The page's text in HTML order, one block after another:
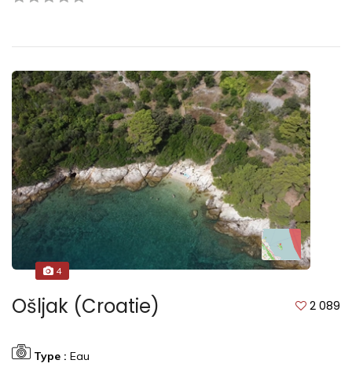
4
Ošljak (Croatie) 2 089
Type : Eau